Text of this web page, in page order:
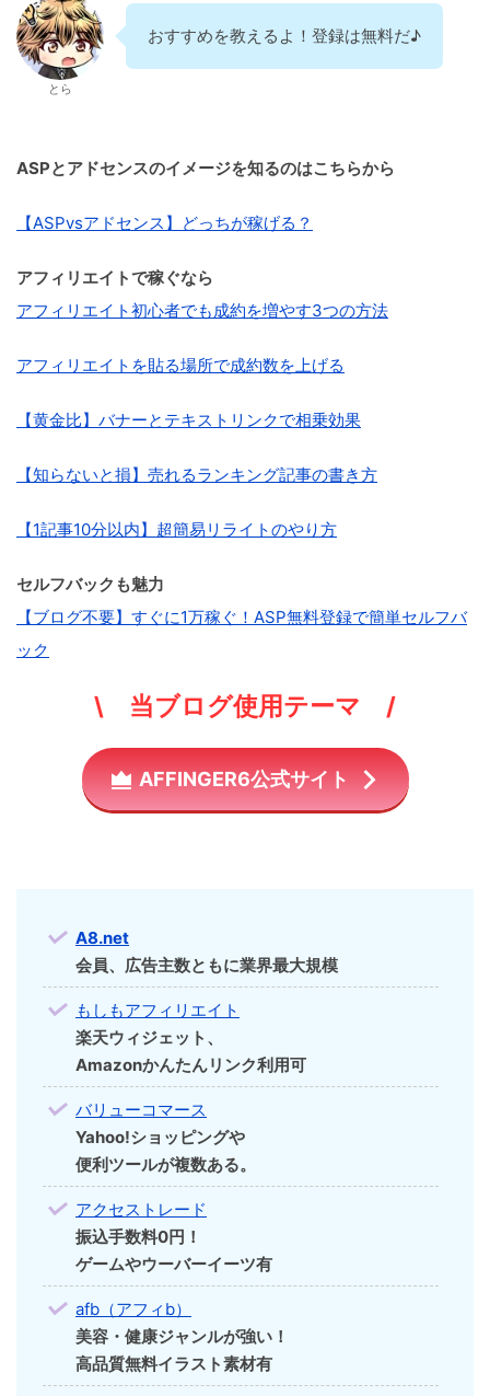
とら
おすすめを教えるよ！登録は無料だ♪
ASPとアドセンスのイメージを知るのはこちらから
【ASPvsアドセンス】どっちが稼げる？
アフィリエイトで稼ぐなら
アフィリエイト初心者でも成約を増やす3つの方法
アフィリエイトを貼る場所で成約数を上げる
【黄金比】バナーとテキストリンクで相乗効果
【知らないと損】売れるランキング記事の書き方
【1記事10分以内】超簡易リライトのやり方
セルフバックも魅力
【ブログ不要】すぐに1万稼ぐ！ASP無料登録で簡単セルフバ
ック
\ 当ブログ使用テーマ /
AFFINGER6公式サイト
A8.net
会員、広告主数ともに業界最大規模
もしもアフィリエイト
楽天ウィジェット、
Amazonかんたんリンク利用可
バリューコマース
Yahoo!ショッピングや
便利ツールが複数ある。
アクセストレード
振込手数料0円！
ゲームやウーバーイーツ有
afb（アフィb）
美容・健康ジャンルが強い！
高品質無料イラスト素材有